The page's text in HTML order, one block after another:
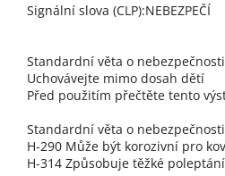
Signální slova (CLP):NEBEZPEČÍ
Standardní věta o nebezpečnosti
Uchovávejte mimo dosah dětí
Před použitím přečtěte tento
Standardní věta o
H-290 Může být korozivní pro
H-314 Způsobuje těžké